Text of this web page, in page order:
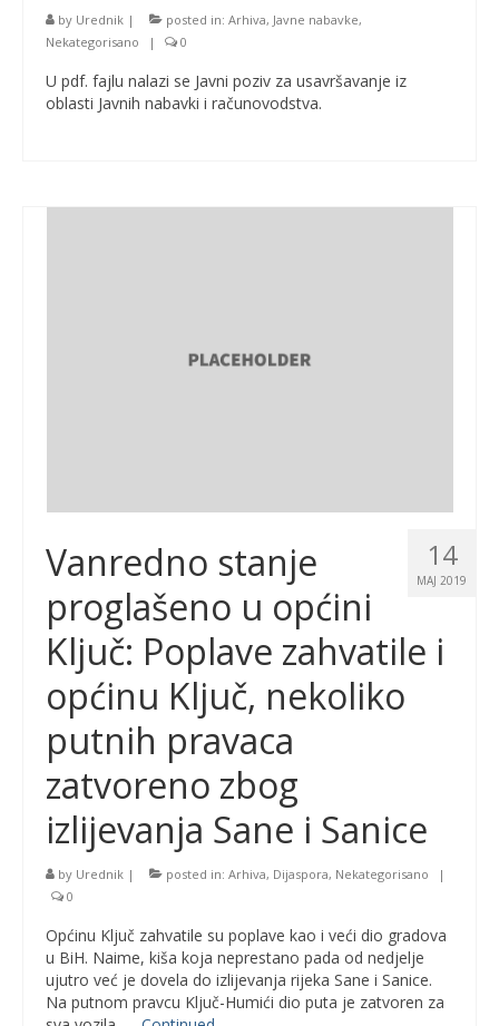
by Urednik | posted in: Arhiva, Javne nabavke,
Nekategorisano
| 0
U pdf. fajlu nalazi se Javni poziv za usavršavanje iz
oblasti Javnih nabavki i računovodstva.
14
MAJ 2019
Vanredno stanje
proglašeno u općini
Ključ: Poplave zahvatile i
općinu Ključ, nekoliko
putnih pravaca
zatvoreno zbog
izlijevanja Sane i Sanice
by Urednik | posted in: Arhiva, Dijaspora, Nekategorisano
|
0
Općinu Ključ zahvatile su poplave kao i veći dio gradova
u BiH. Naime, kiša koja neprestano pada od nedjelje
ujutro već je dovela do izlijevanja rijeka Sane i Sanice.
Na putnom pravcu Ključ-Humići dio puta je zatvoren za